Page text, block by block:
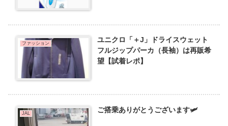
ファッション
ユニクロ「＋J」ドライスウェット
フルジップパーカ（長袖）は再販希
望【試着レポ】
JAL ご搭乗ありがとうございます🛩️